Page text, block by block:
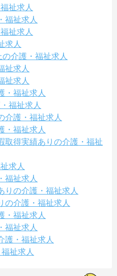
祉求人
福祉求人
祉求人
求人
介護・福祉求人
祉求人
祉求人
・福祉求人
福祉求人
介護・福祉求人
・福祉求人
取得実績ありの介護・福祉
求人
福祉求人
りの介護・福祉求人
の介護・福祉求人
・福祉求人
福祉求人
護・福祉求人
祉求人